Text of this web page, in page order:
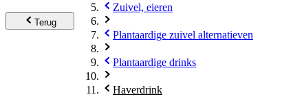
Terug
Zuivel, eieren
Plantaardige zuivel alternatieven
Plantaardige drinks
Haverdrink